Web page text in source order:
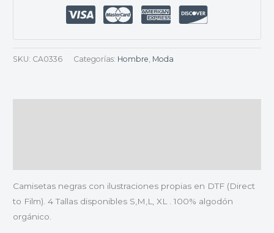
SKU: CA0336 Categorías: Hombre Moda
Camisetas negras con ilustraciones propias en DTF (Direct
to Film). 4 Tallas disponibles S,M,L, XL . 100% algodón
orgánico.